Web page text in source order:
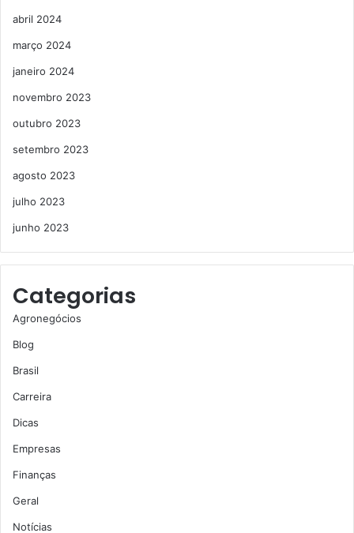
abril 2024
março 2024
janeiro 2024
novembro 2023
outubro 2023
setembro 2023
agosto 2023
julho 2023
junho 2023
Categorias
Agronegócios
Blog
Brasil
Carreira
Dicas
Empresas
Finanças
Geral
Notícias